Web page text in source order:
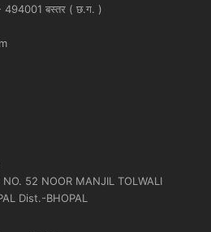
494001 बस्तर ( छ.ग. )
52 NOOR MANJIL TOLWALI
Dist.-BHOPAL